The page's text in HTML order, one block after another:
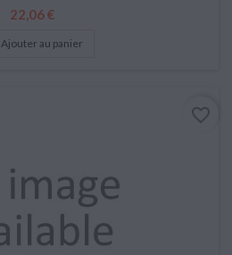
Prix
22,06 €
Ajouter au panier
favorite_border